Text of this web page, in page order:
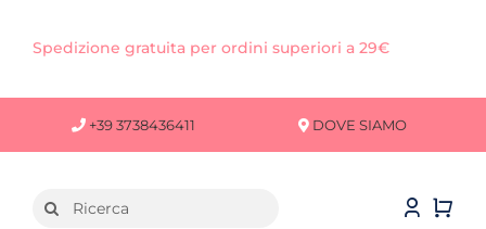
Spedizione gratuita per ordini superiori a 29€
+39 3738436411 DOVE SIAMO
Cerca